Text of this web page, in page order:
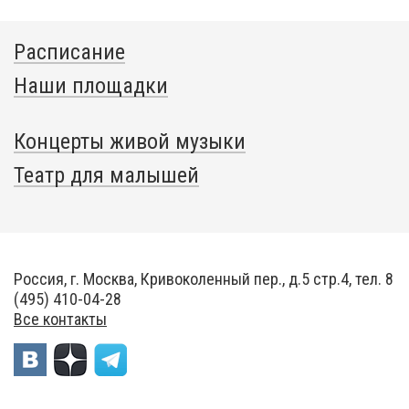
Расписание
Наши площадки
Концерты живой музыки
Театр для малышей
Россия, г. Москва, Кривоколенный пер., д.5 стр.4, тел. 8
(495) 410-04-28
Все контакты